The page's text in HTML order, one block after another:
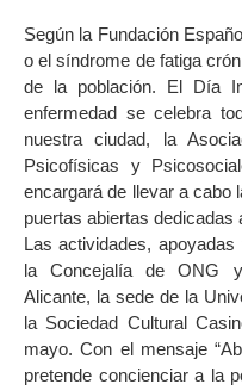
Según la Fundación
o el síndrome de fatiga
de la población. El Día
enfermedad se celebra
nuestra ciudad, la
Psicofísicas y
encargará de llevar a cabo
puertas abiertas dedicadas
Las actividades, apoyadas
la Concejalía de ONG
Alicante, la sede de la
la Sociedad Cultural
mayo. Con el mensaje
pretende concienciar a la